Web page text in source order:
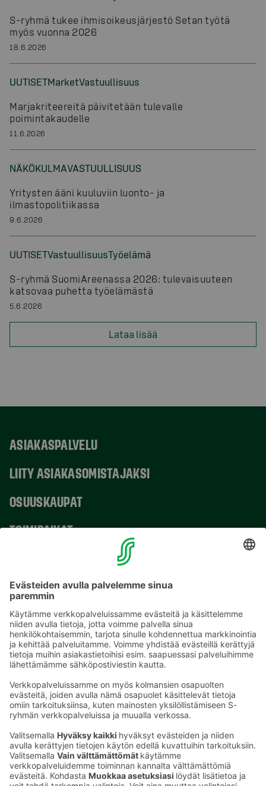
S-ryhmä tukee ihmisoikeusjärjestö Setan työtä
myös vuonna 2026
18.6.2026
UUTISETMarketVastuullisuus
Marjakriteereitä päivitetään tulevalle
poimintakaudelle
11.6.2026
NÄKÖKULMAVASTUULLISUUS
Yritysten ääni kuuluviin luonto- ja
ilmastopolitiikassa
9.6.2026
UUTISETVastuullisuusTyöelämä
S-ryhmä SuomiAreenassa 2026: tulevaisuuteen
katsovaa puhetta työelämästä
5.6.2026
Lataa lisää
ASIAKASPALVELU
LIITY ASIAKASOMISTAJAKSI
OSUUSKAUPAT
TOIMIPAIKAT
Sähköpostiosoitteet S-ryhmässä ovat muotoa
etunimi.sukunimi@sok.fi
Seuraa meitä: